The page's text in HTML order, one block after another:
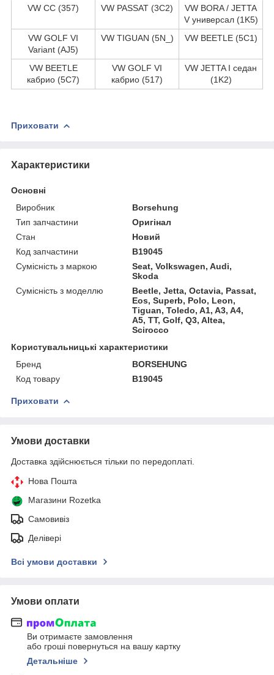
VW CC (357)
VW PASSAT (3C2)
VW BORA / JETTA
V универсал (1K5)
VW GOLF VI
Variant (AJ5)
VW TIGUAN (5N_) VW BEETLE (5C1)
VW BEETLE
кабрио (5C7)
VW GOLF VI
кабрио (517)
VW JETTA I седан
(1K2)
Приховати
Характеристики
Основні
Виробник
Borsehung
Тип запчастини
Оригінал
Стан
Новий
Код запчастини
B19045
Сумісність з маркою
Seat, Volkswagen, Audi,
Skoda
Сумісність з моделлю
Beetle, Jetta, Octavia, Passat,
Eos, Superb, Polo, Leon,
Tiguan, Toledo, A1, A3, A4,
A5, TT, Golf, Q3, Altea,
Scirocco
Користувальницькі характеристики
Бренд
BORSEHUNG
Код товару
B19045
Приховати
Умови доставки
Доставка здійснюється тільки по передоплаті.
Нова Пошта
Магазини Rozetka
Самовивіз
Делівері
Всі умови доставки
Умови оплати
Ви отримаєте замовлення
або гроші повернуться на вашу картку
Детальніше